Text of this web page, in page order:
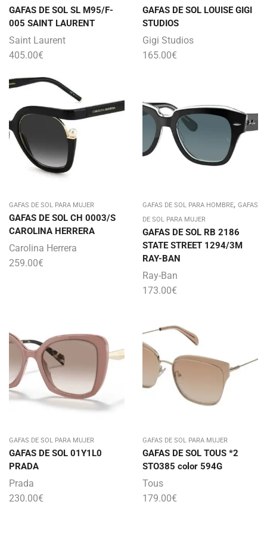
GAFAS DE SOL SL M95/F-
005 SAINT LAURENT
Saint Laurent
405.00€
GAFAS DE SOL LOUISE GIGI
STUDIOS
Gigi Studios
165.00€
GAFAS DE SOL PARA MUJER
GAFAS DE SOL CH 0003/S
CAROLINA HERRERA
Carolina Herrera
259.00€
GAFAS DE SOL PARA HOMBRE, GAFAS
DE SOL PARA MUJER
GAFAS DE SOL RB 2186
STATE STREET 1294/3M
RAY-BAN
Ray-Ban
173.00€
GAFAS DE SOL PARA MUJER
GAFAS DE SOL 01Y1L0
PRADA
Prada
230.00€
GAFAS DE SOL PARA MUJER
GAFAS DE SOL TOUS *2
STO385 color 594G
Tous
179.00€